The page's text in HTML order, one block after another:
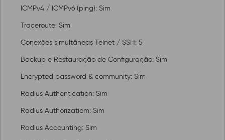
ICMPv4 / ICMPv6 (ping): Sim
Traceroute: Sim
Conexões simultâneas Telnet / SSH: 5
Backup e Restauração de Configuração: Sim
Encrypted password & community: Sim
Radius Authentication: Sim
Radius Authorizatiom: Sim
Radius Accounting: Sim